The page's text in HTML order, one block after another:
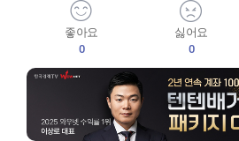
좋아요
0
싫어요
0